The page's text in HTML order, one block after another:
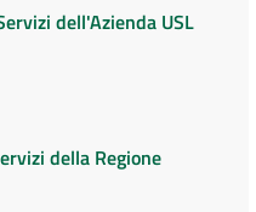
dell'Azienda USL
della Regione